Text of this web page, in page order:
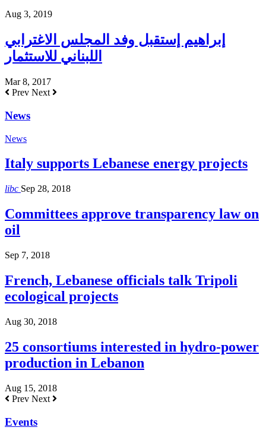
Aug 3, 2019
إبراهيم إستقبل وفد المجلس الاغترابي
اللبناني للاستثمار
Mar 8, 2017
Prev Next
News
News
Italy supports Lebanese energy projects
libc Sep 28, 2018
Committees approve transparency law on
oil
Sep 7, 2018
French, Lebanese officials talk Tripoli
ecological projects
Aug 30, 2018
25 consortiums interested in hydro-power
production in Lebanon
Aug 15, 2018
Prev Next
Events